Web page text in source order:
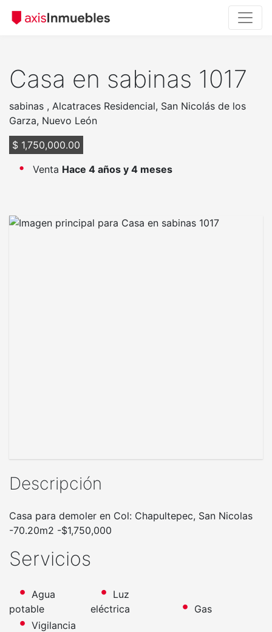
Casa en sabinas 1017
sabinas , Alcatraces Residencial, San Nicolás de los
Garza, Nuevo León
$ 1,750,000.00
Venta Hace 4 años y 4 meses
Descripción
Casa para demoler en Col: Chapultepec, San Nicolas
-70.20m2 -$1,750,000
Servicios
Agua
potable
Luz
eléctrica
Gas
Vigilancia